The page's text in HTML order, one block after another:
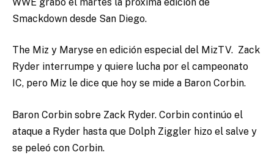
Smackdown desde San Diego.
The Miz y Maryse en edición especial del MizTV. Zack
Ryder interrumpe y quiere lucha por el campeonato
IC, pero Miz le dice que hoy se mide a Baron Corbin.
Baron Corbin sobre Zack Ryder. Corbin continúo el
ataque a Ryder hasta que Dolph Ziggler hizo el salve y
se peleó con Corbin.